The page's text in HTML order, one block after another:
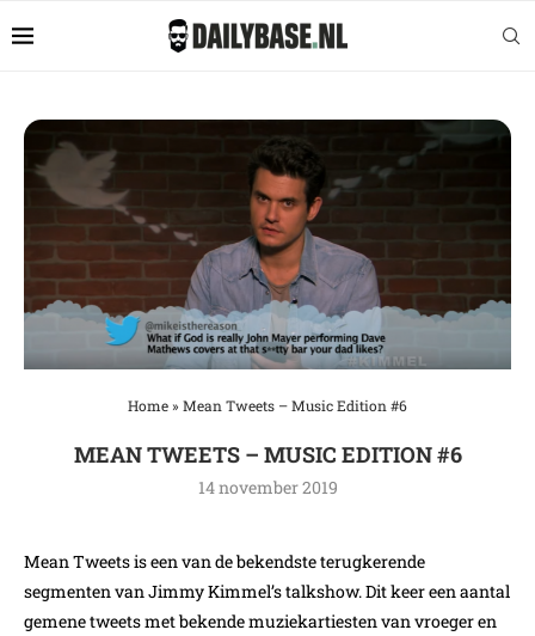
Home» Mean Tweets – Music Edition #6
MEAN TWEETS – MUSIC EDITION #6
14 november 2019
Mean Tweets is een van de bekendste terugkerende
segmenten van Jimmy Kimmel’s talkshow. Dit keer een aantal
gemene tweets met bekende muziekartiesten van vroeger en